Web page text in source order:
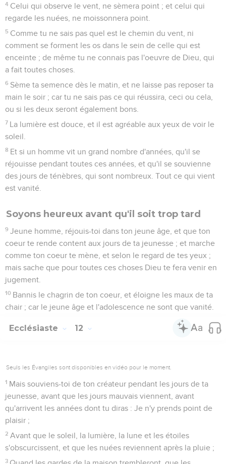
4 Celui qui observe le vent, ne sèmera point ; et celui qui
regarde les nuées, ne moissonnera point.
5 Comme tu ne sais pas quel est le chemin du vent, ni
comment se forment les os dans le sein de celle qui est
enceinte ; de même tu ne connais pas l'oeuvre de Dieu, qui
a fait toutes choses.
6 Sème ta semence dès le matin, et ne laisse pas reposer ta
main le soir ; car tu ne sais pas ce qui réussira, ceci ou cela,
ou si les deux seront également bons.
7 La lumière est douce, et il est agréable aux yeux de voir le
soleil.
8 Et si un homme vit un grand nombre d'années, qu'il se
réjouisse pendant toutes ces années, et qu'il se souvienne
des jours de ténèbres, qui sont nombreux. Tout ce qui vient
est vanité.
Soyons heureux avant qu'il soit trop tard
9 Jeune homme, réjouis-toi dans ton jeune âge, et que ton
coeur te rende content aux jours de ta jeunesse ; et marche
comme ton coeur te mène, et selon le regard de tes yeux ;
mais sache que pour toutes ces choses Dieu te fera venir en
jugement.
10 Bannis le chagrin de ton coeur, et éloigne les maux de ta
chair ; car le jeune âge et l'adolescence ne sont que vanité.
Ecclésiaste 12
Seuls les Évangiles sont disponibles en vidéo pour le moment.
1 Mais souviens-toi de ton créateur pendant les jours de ta
jeunesse, avant que les jours mauvais viennent, avant
qu'arrivent les années dont tu diras : Je n'y prends point de
plaisir ;
2 Avant que le soleil, la lumière, la lune et les étoiles
s'obscurcissent, et que les nuées reviennent après la pluie ;
3